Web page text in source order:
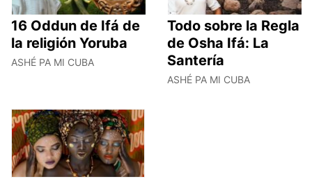
16 Oddun de Ifá de
la religión Yoruba
ASHÉ PA MI CUBA
Todo sobre la Regla
de Osha Ifá: La
Santería
ASHÉ PA MI CUBA